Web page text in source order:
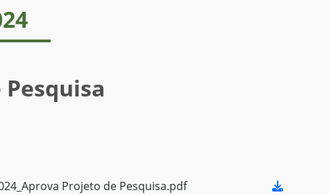
Projeto de Pesquisa.pdf